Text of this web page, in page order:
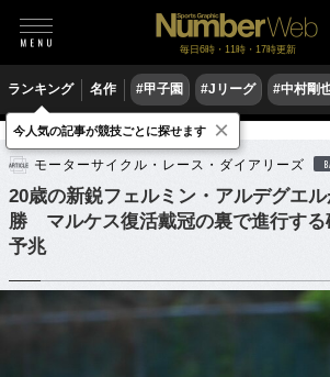
毎日6時・11時・17時更新
ランキング 名作 #甲子園 #Jリーグ #中村剛
モータースポーツ MotoGP
モーターサイクル・レース・ダイアリーズ
20歳の新鋭フェルミン・アルデグエ
勝 マルケス復活戴冠の裏で進行する
予兆
今人気の記事が競技ごとに探せます ×